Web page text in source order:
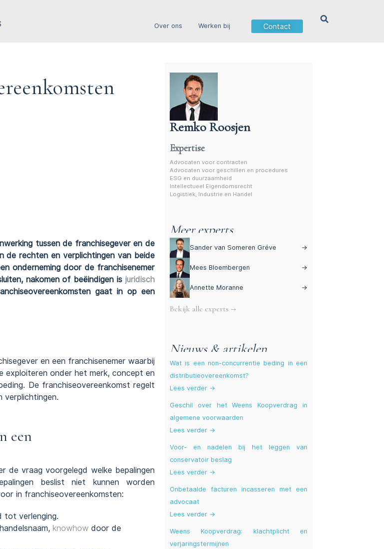
Over ons Werken bij Contact
tussen de franchisegever en de
de rechten en verplichtingen van beide
onderneming door de franchisenemer
nakomen of beëindigen is juridisch
gaat in op een
en een franchisenemer waarbij
exploiteren onder het merk, concept en
De franchiseovereenkomst regelt
verplichtingen.
een
de vraag voorgelegd welke bepalingen
beslist niet kunnen worden
in franchiseovereenkomsten:
tot verlenging.
knowhow door de
Remko Roosjen
Advocaat contractenrecht
Expertise
Advocaten voor contracten
Advocaten voor geschillen en procedures
ESG en duurzaamheid
Intellectueel Eigendomsrecht
Logistiek, Industrie en Handel
Meer experts
Sander van Someren Gréve →
Mees Bloembergen →
Annette Moranne →
Bekijk alle experts →
Nieuws & artikelen
Wat is een non-concurrentie beding in een
distributieovereenkomst?
Lees verder →
Geschil over het Weens Koopverdrag in
algemene voorwaarden
Lees verder →
Voor- en nadelen bij het leggen van
conservatoir beslag
Lees verder →
Onbetaalde facturen incasseren met een
advocaat
Lees verder →
Weens Koopverdrag: klachtplicht en
verjaringstermijnen